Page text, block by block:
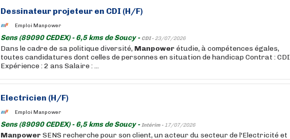
Dessinateur projeteur en CDI (H/F)
Emploi Manpower
Sens (89090 CEDEX) - 6,5 kms de Soucy - CDI - 23/07/2026
Dans le cadre de sa politique diversité, Manpower étudie, à compétences égales,
toutes candidatures dont celles de personnes en situation de handicap Contrat : CDI
Expérience : 2 ans Salaire : ...
Electricien (H/F)
Emploi Manpower
Sens (89090 CEDEX) - 6,5 kms de Soucy -Intérim - 17/07/2026
Manpower SENS recherche pour son client, un acteur du secteur de l'Electricité et